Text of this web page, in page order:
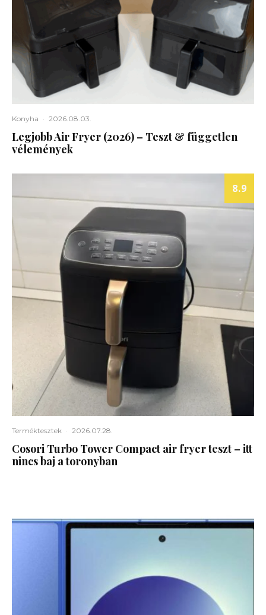
Konyha · 2026.08.03.
Legjobb Air Fryer (2026) – Teszt & független
vélemények
8.9
Terméktesztek · 2026.07.28.
Cosori Turbo Tower Compact air fryer teszt – itt
nincs baj a toronyban